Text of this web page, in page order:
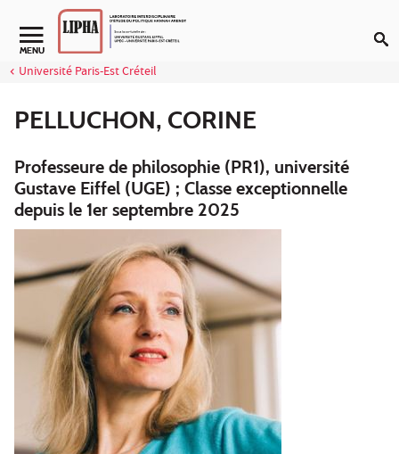
Aller au contenu
Navigation secondaire
MENU
Université Paris-Est Créteil
PELLUCHON, CORINE
Professeure de philosophie (PR1), université
Gustave Eiffel (UGE) ; Classe exceptionnelle
depuis le 1er septembre 2025